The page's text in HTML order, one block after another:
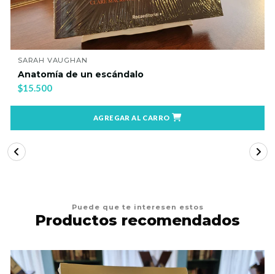
SARAH VAUGHAN
Anatomía de un escándalo
$15.500
AGREGAR AL CARRO
Puede que te interesen estos
Productos recomendados